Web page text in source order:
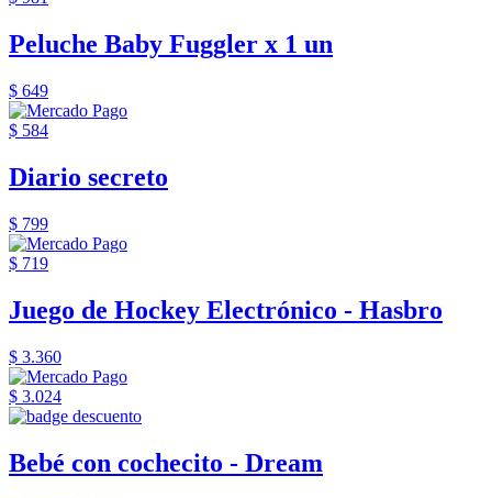
Peluche Baby Fuggler x 1 un
$ 649
$ 584
Diario secreto
$ 799
$ 719
Juego de Hockey Electrónico - Hasbro
$ 3.360
$ 3.024
Bebé con cochecito - Dream